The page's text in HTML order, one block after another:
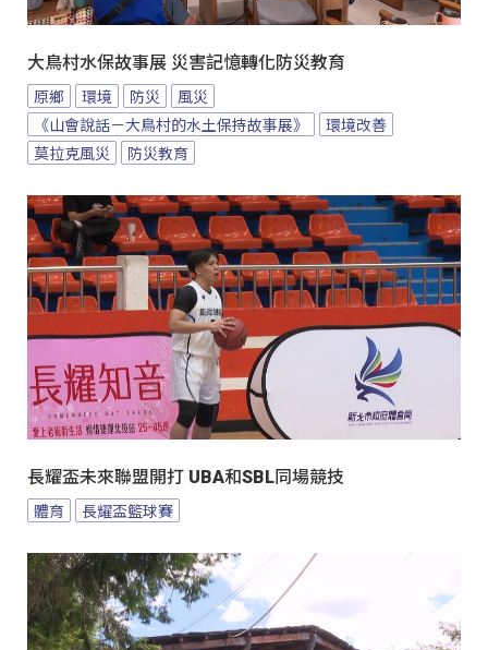
大鳥村水保故事展 災害記憶轉化防災教育
原鄉 環境 防災
風災
《山會說話－大鳥村的水土保持故事展》
環境改善
莫拉克風災
防災教育
長耀盃未來聯盟開打 UBA和SBL同場競技
體育 長耀盃籃球賽